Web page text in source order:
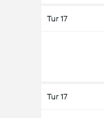
Tur 17
Tur 17